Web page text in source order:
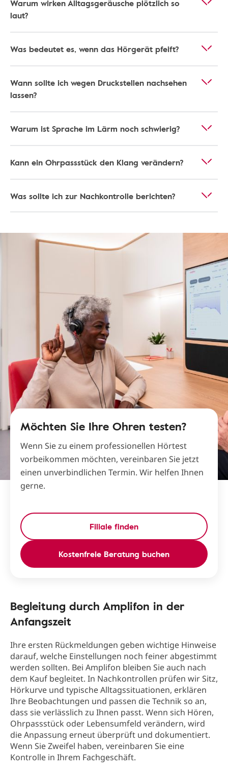
Warum wirken Alltagsgeräusche plötzlich so
laut?
Was bedeutet es, wenn das Hörgerät pfeift?
Wann sollte ich wegen Druckstellen nachsehen
lassen?
Warum ist Sprache im Lärm noch schwierig?
Kann ein Ohrpassstück den Klang verändern?
Was sollte ich zur Nachkontrolle berichten?
Möchten Sie Ihre Ohren testen?
Wenn Sie zu einem professionellen Hörtest
vorbeikommen möchten, vereinbaren Sie jetzt
einen unverbindlichen Termin. Wir helfen Ihnen
gerne.
Filiale finden
Kostenfreie Beratung buchen
Begleitung durch Amplifon in der
Anfangszeit
Ihre ersten Rückmeldungen geben wichtige Hinweise
darauf, welche Einstellungen noch feiner abgestimmt
werden sollten. Bei Amplifon bleiben Sie auch nach
dem Kauf begleitet. In Nachkontrollen prüfen wir Sitz,
Hörkurve und typische Alltagssituationen, erklären
Ihre Beobachtungen und passen die Technik so an,
dass sie verlässlich zu Ihnen passt. Wenn sich Hören,
Ohrpassstück oder Lebensumfeld verändern, wird
die Anpassung erneut überprüft und dokumentiert.
Wenn Sie Zweifel haben, vereinbaren Sie eine
Kontrolle in Ihrem Fachgeschäft.